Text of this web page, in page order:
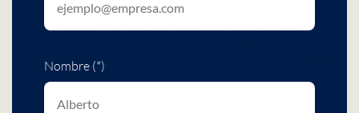
Nombre (*)